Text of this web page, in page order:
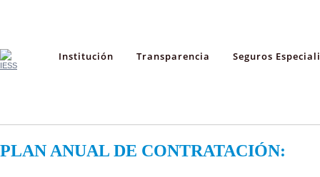
Institución Transparencia Seguros
PLAN ANUAL DE CONTRATACIÓN: